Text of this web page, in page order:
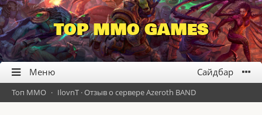
TOP MMO GAMES
Топ ММО · IlovnT · Отзыв о сервере Azeroth BAND